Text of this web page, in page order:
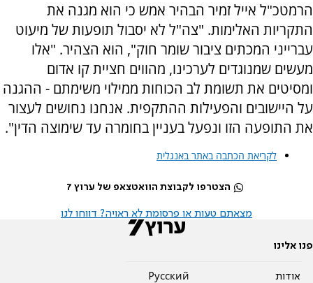
הרמטכ"ל אייל זמיר הבהיר אמש כי הוא מגנה את
התקריות האלימות. "צה"ל לא יסבול תופעות של מיעוט
עברייני המכתים ציבור שומר חוק", הוא הצהיר. "אלו
מעשים שמנוגדים לערכינו, מהווים חציית קו אדום
ומסיטים את תשומת לב הכוחות ממילוי משימתם - ההגנה
על היישובים והפעילות ההתקפית. אנחנו נחושים לעצור
את התופעה הזו ונפעל בעניין בחומרה עד שימוצה הדין".
לקריאת הכתבה באתר באנגלית
הצטרפו לקבוצת הוואטצאפ של ערוץ 7
מצאתם טעות או פרסומת לא ראויה? דווחו לנו
פנו אלינו
אודות
Pусский